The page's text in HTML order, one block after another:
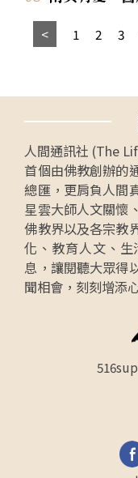
1 2 3
人間通訊社 (The
首個由佛教創辦的
總匯，更肩負人間
星雲大師人文關懷
佛教界以及各宗教
化、教育人文、
息，讓閱聽大眾得
聞相會，刻刻增添